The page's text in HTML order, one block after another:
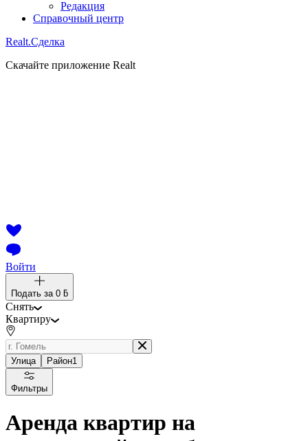
Редакция
Справочный центр
Realt.Сделка
Скачайте приложение Realt
Войти
Подать за 0 ƃ
Снять
Квартиру
Улица Район1
Фильтры
Аренда квартир на